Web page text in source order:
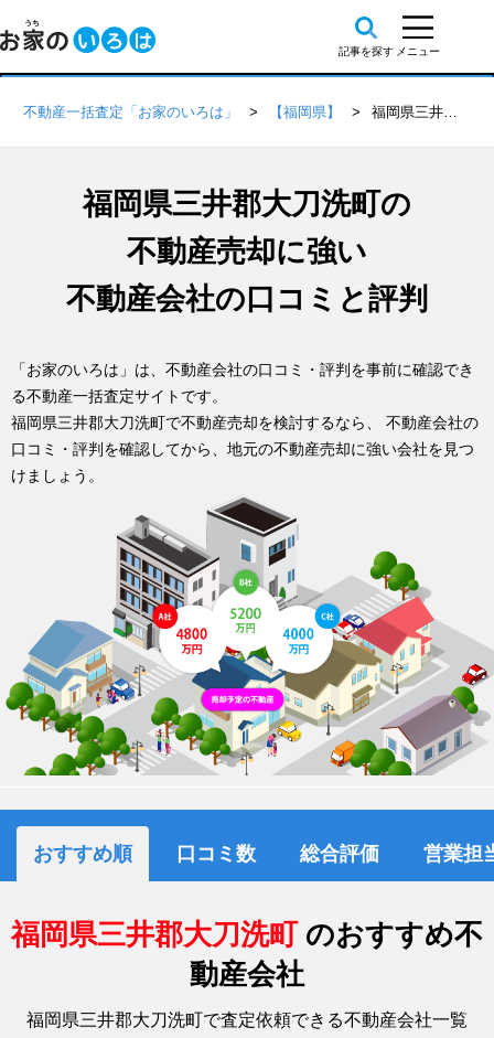
不動産一括査定「お家のいろは」 【福岡県】 福岡県三井郡大刀洗町の不動産会社 口コミ・評判一覧
福岡県三井郡大刀洗町の
不動産売却に強い
不動産会社の口コミと評判
「お家のいろは」は、不動産会社の口コミ・評判を事前に確認でき
る不動産一括査定サイトです。
福岡県三井郡大刀洗町で不動産売却を検討するなら、 不動産会社の
口コミ・評判を確認してから、地元の不動産売却に強い会社を見つ
けましょう。
おすすめ順 口コミ数 総合評価 営業担
福岡県三井郡大刀洗町 のおすすめ不
動産会社
福岡県三井郡大刀洗町で査定依頼できる不動産会社一覧